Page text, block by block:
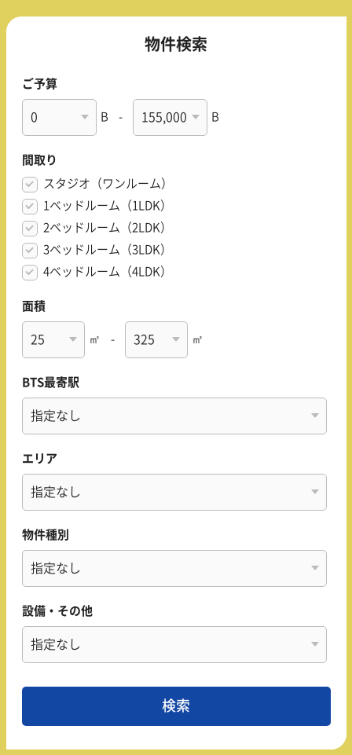
物件検索
ご予算
B - B
間取り
スタジオ（ワンルーム）
1ベッドルーム（1LDK）
2ベッドルーム（2LDK）
3ベッドルーム（3LDK）
4ベッドルーム（4LDK）
面積
㎡ - ㎡
BTS最寄駅
エリア
物件種別
設備・その他